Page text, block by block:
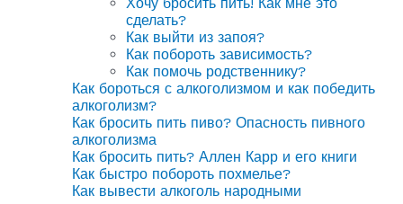
сделать?
Как выйти из запоя?
Как побороть зависимость?
Как помочь родственнику?
Как бороться с алкоголизмом и как победить
алкоголизм?
Как бросить пить пиво? Опасность пивного
алкоголизма
Как бросить пить? Аллен Карр и его книги
Как быстро побороть похмелье?
Как вывести алкоголь народными